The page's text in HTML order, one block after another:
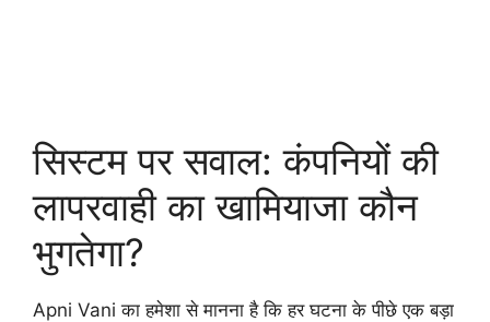
सिस्टम पर सवाल: कंपनियों की
लापरवाही का खामियाजा कौन
भुगतेगा?
Apni Vani का हमेशा से मानना है कि हर घटना के पीछे एक बड़ा